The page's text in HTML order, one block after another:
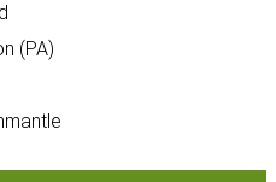
(PA)